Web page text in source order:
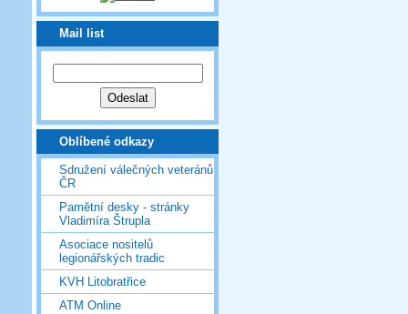
Mail list
Oblíbené odkazy
Sdružení válečných veteránů
ČR
Pamětní desky - stránky
Vladimíra Štrupla
Asociace nositelů
legionářských tradic
KVH Litobratřice
ATM Online